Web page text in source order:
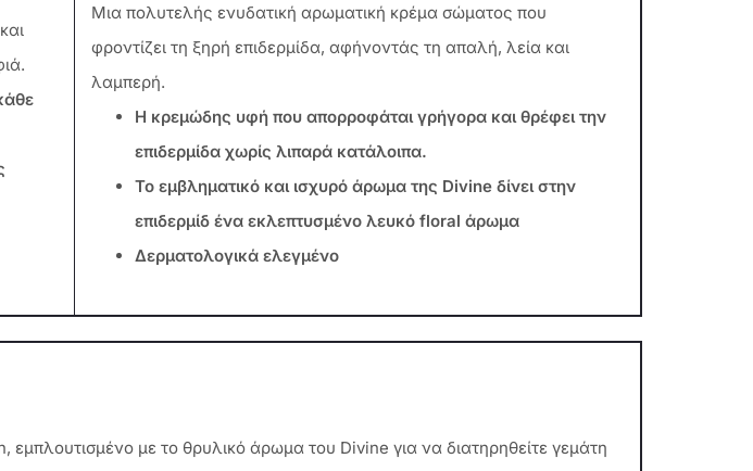
Μια πολυτελής ενυδατική αρωματική κρέμα σώματος που
φροντίζει τη ξηρή επιδερμίδα, αφήνοντάς τη απαλή, λεία και
λαμπερή.
Η κρεμώδης υφή που απορροφάται γρήγορα και θρέφει την
επιδερμίδα χωρίς λιπαρά κατάλοιπα.
Το εμβληματικό και ισχυρό άρωμα της Divine δίνει στην
επιδερμίδ ένα εκλεπτυσμένο λευκό floral άρωμα
Δερματολογικά ελεγμένο
εμπλουτισμένο με το θρυλικό άρωμα του Divine για να διατηρηθείτε γεμάτη